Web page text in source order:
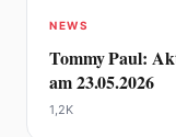
NEWS
Tommy Paul:
am 23.05.2026
1,2K